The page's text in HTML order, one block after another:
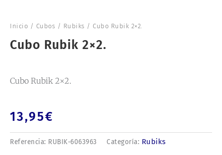
Inicio / Cubos / Rubiks / Cubo Rubik 2×2.
Cubo Rubik 2×2.
Cubo Rubik 2×2.
13,95€
Referencia: RUBIK-6063963 Categoría: Rubiks